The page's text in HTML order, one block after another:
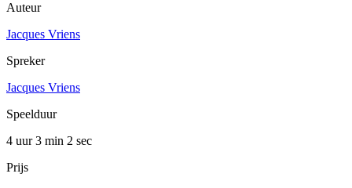
Auteur
Jacques Vriens
Spreker
Jacques Vriens
Speelduur
4 uur 3 min 2 sec
Prijs